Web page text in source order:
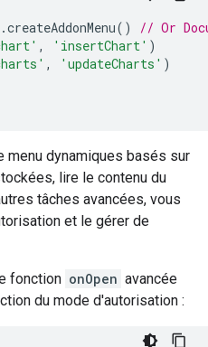
createAddonMenu()
// Or
, 'insertChart' )
, 'updateCharts' )
menu dynamiques basés sur
lire le contenu du
tâches avancées, vous
et le gérer de
fonction onOpen avancée
du mode d'autorisation :